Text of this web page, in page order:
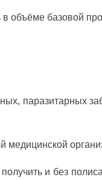
объёме базовой
паразитарных
медицинской
и без